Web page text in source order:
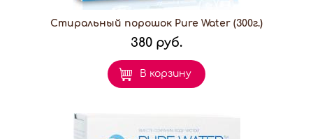
Стиральный порошок Pure Water (300г.)
380 руб.
В корзину